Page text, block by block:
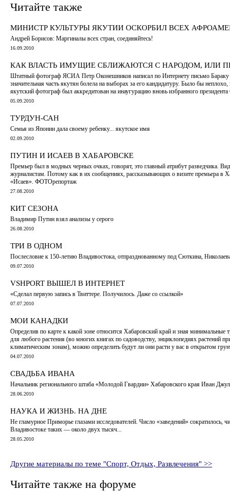
Читайте также
МИНИСТР КУЛЬТУРЫ ЯКУТИИ ОСКОРБИЛ ВСЕХ
Андрей Борисов: Маргиналы всех стран, соединяйтесь!
16.09.2010
КАК ВЛАСТЬ ИМУЩИЕ СБЛИЖАЮТСЯ С НАРОДОМ, ИЛИ
Штатный фотограф ЯСИА Петр Оконешников написал по Интернету письмо
значительная часть якутян болела на выборах за его кандидатуру. Было бы неплохо,
якутский фотограф был аккредитован на инаугурацию вновь избранного
05.09.2010
ТУРДУН-САН
Семья из Японии дала своему ребенку... якутское имя
02.09.2010
ПУТИН И ИСАЕВ В ХАБАРОВСКЕ
Премьер был в модных черных очках, говорят, это главный атрибут разведчика.
журналистам. Потому как в их сообщениях, рассказывающих о визите премьера в
«Исаев». ФОТОрепортаж
27.08.2010
КИТ СЕЗОНА
Владимир Путин взял анализы у серого
26.08.2010
ТРИ В ОДНОМ
Послесловие к 150-летию Владивостока, отпразднованному под Сюткина,
09.07.2010
VSHPORT ВЫШЕЛ В ИНТЕРНЕТ
«Сделал первую запись в Твиттере. Получилось. Даже со ссылкой»
07.07.2010
МОИ КАНАДКИ
Определив по карте к какой зоне относится Хабаровский край и зная минимальные
для любого растения (во многих книгах по садоводству, энциклопедиях растений
климатическим зонам), можно определить будут ли они расти у вас в открытом
04.07.2010
СВАДЬБА ИВАНА
Начальник регионального штаба «Молодой Гвардии» Хабаровского края Иван
28.06.2010
НАУКА И ЖИЗНЬ. НА ДНЕ
Не гламурное Приморье глазами исследователей. Число «заведений» сократилось,
Владивостоке таких — около двух тысяч...
28.05.2010
Другие материалы по теме "Спорт, Отдых, Развлечения" >>
Читайте также на форуме